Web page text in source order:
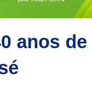
anos de